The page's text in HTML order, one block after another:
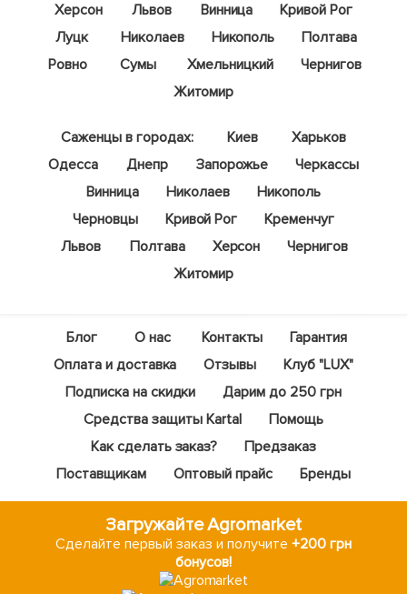
Херсон
Львов Винница
Кривой Рог
Луцк
Николаев Никополь
Полтава
Ровно
Сумы Хмельницкий
Чернигов
Житомир
Саженцы в городах: Киев
Харьков
Одесса
Днепр Запорожье
Черкассы
Винница
Николаев
Никополь
Черновцы
Кривой Рог
Кременчуг
Львов
Полтава Херсон
Чернигов
Житомир
Блог О нас Контакты
Гарантия
Оплата и доставка
Отзывы
Клуб "LUX"
Подписка на скидки
Дарим до 250 грн
Средства защиты Kartal
Помощь
Как сделать заказ?
Предзаказ
Поставщикам
Оптовый прайс Бренды
Загружайте Agromarket
Сделайте первый заказ и получите +200 грн
бонусов!